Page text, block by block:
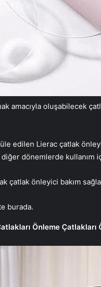
amacıyla oluşabilecek
edilen Lierac çatlak
dönemlerde kullanım
çatlak önleyici bakım
burada.
Önleme Çatlakları